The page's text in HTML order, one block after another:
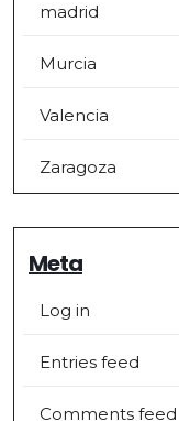
madrid
Murcia
Valencia
Zaragoza
Meta
Log in
Entries feed
Comments feed